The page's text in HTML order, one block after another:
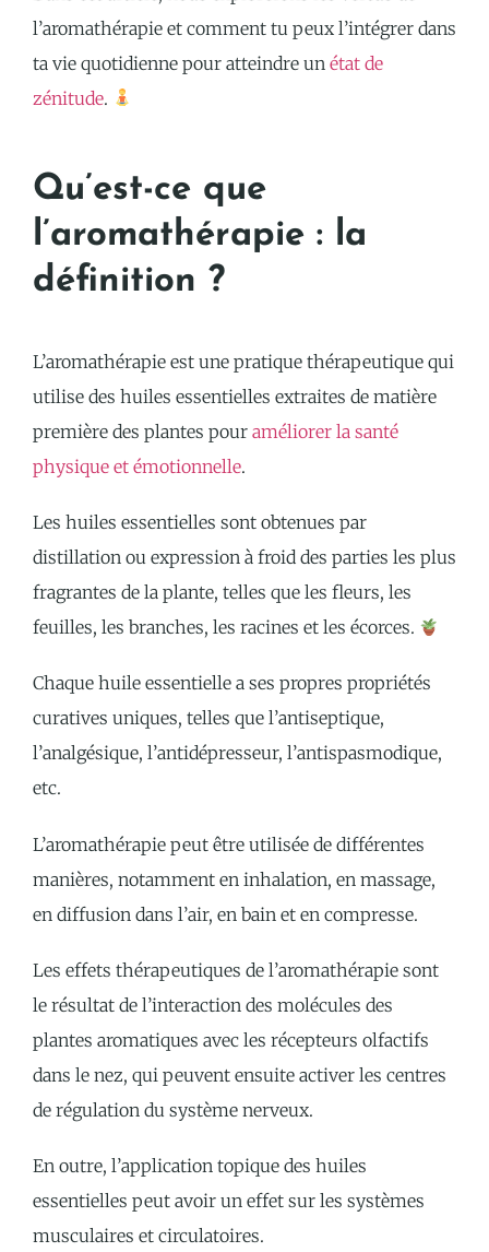
l’aromathérapie et comment tu peux l’intégrer dans
ta vie quotidienne pour atteindre un état de
zénitude.
Qu’est-ce que
l’aromathérapie : la
définition ?
L’aromathérapie est une pratique thérapeutique qui
utilise des huiles essentielles extraites de matière
première des plantes pour améliorer la santé
physique et émotionnelle.
Les huiles essentielles sont obtenues par
distillation ou expression à froid des parties les plus
fragrantes de la plante, telles que les fleurs, les
feuilles, les branches, les racines et les écorces.
Chaque huile essentielle a ses propres propriétés
curatives uniques, telles que l’antiseptique,
l’analgésique, l’antidépresseur, l’antispasmodique,
etc.
L’aromathérapie peut être utilisée de différentes
manières, notamment en inhalation, en massage,
en diffusion dans l’air, en bain et en compresse.
Les effets thérapeutiques de l’aromathérapie sont
le résultat de l’interaction des molécules des
plantes aromatiques avec les récepteurs olfactifs
dans le nez, qui peuvent ensuite activer les centres
de régulation du système nerveux.
En outre, l’application topique des huiles
essentielles peut avoir un effet sur les systèmes
musculaires et circulatoires.